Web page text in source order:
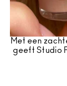
Met een
geeft Studio